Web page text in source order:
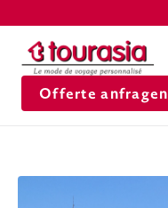
Offerte anfragen